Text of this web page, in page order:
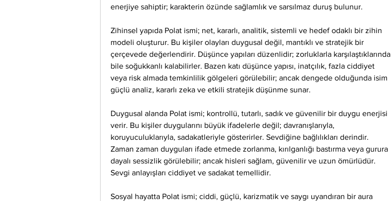
enerjiye sahiptir; karakterin özünde sağlamlık ve sarsılmaz duruş bulunur.
Zihinsel yapıda Polat ismi; net, kararlı, analitik, sistemli ve hedef odaklı bir zihin
modeli oluşturur. Bu kişiler olayları duygusal değil, mantıklı ve stratejik bir
çerçevede değerlendirir. Düşünce yapıları düzenlidir; zorluklarla karşılaştıklarında
bile soğukkanlı kalabilirler. Bazen katı düşünce yapısı, inatçılık, fazla ciddiyet
veya risk almada temkinlilik gölgeleri görülebilir; ancak dengede olduğunda isim
güçlü analiz, kararlı zeka ve etkili stratejik düşünme sunar.
Duygusal alanda Polat ismi; kontrollü, tutarlı, sadık ve güvenilir bir duygu enerjisi
verir. Bu kişiler duygularını büyük ifadelerle değil; davranışlarıyla,
koruyuculuklarıyla, sadakatleriyle gösterirler. Sevdiğine bağlılıkları derindir.
Zaman zaman duyguları ifade etmede zorlanma, kırılganlığı bastırma veya gurura
dayalı sessizlik görülebilir; ancak hisleri sağlam, güvenilir ve uzun ömürlüdür.
Sevgi anlayışları ciddiyet ve sadakat temellidir.
Sosyal hayatta Polat ismi; ciddi, güçlü, karizmatik ve saygı uyandıran bir aura